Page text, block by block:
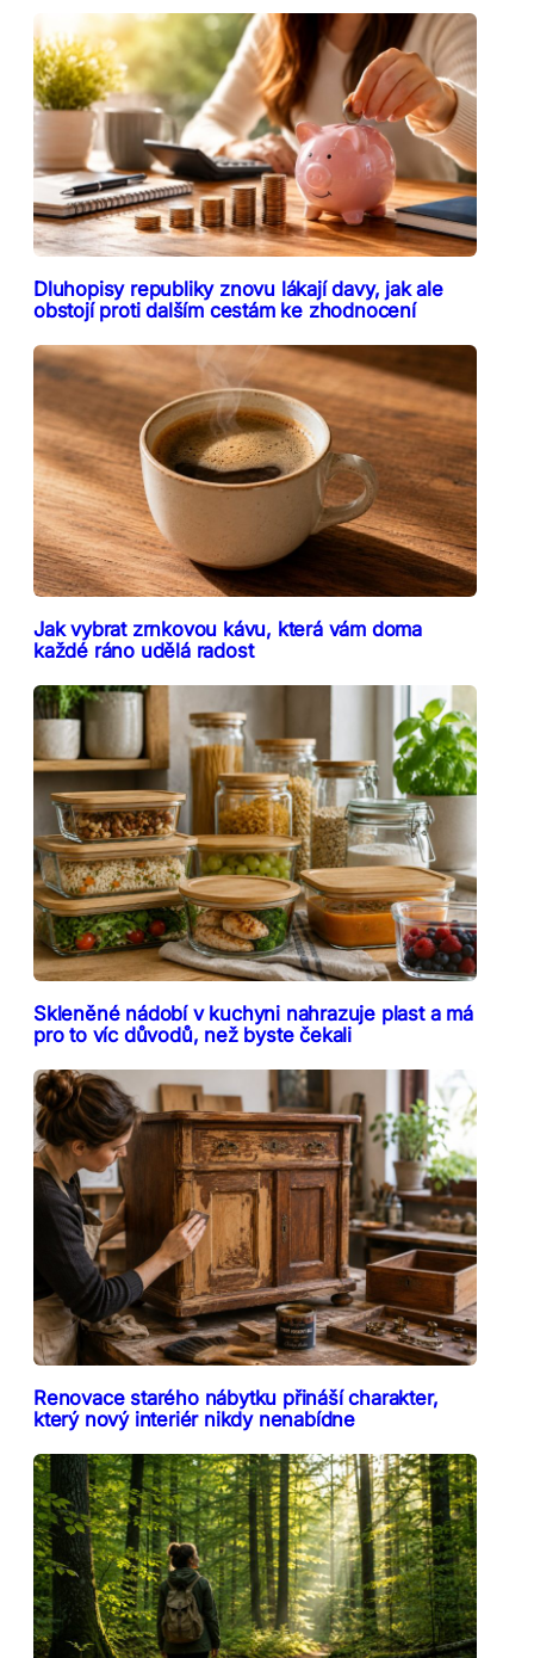
Dluhopisy republiky znovu lákají davy, jak ale
obstojí proti dalším cestám ke zhodnocení
Jak vybrat zrnkovou kávu, která vám doma
každé ráno udělá radost
Skleněné nádobí v kuchyni nahrazuje plast a má
pro to víc důvodů, než byste čekali
Renovace starého nábytku přináší charakter,
který nový interiér nikdy nenabídne